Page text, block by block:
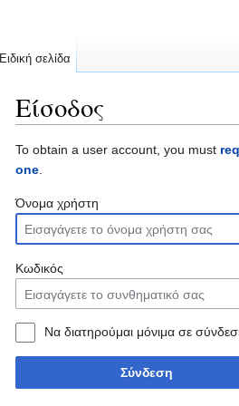
Είσοδος
To obtain a user account, you must
one.
Όνομα χρήστη
Κωδικός
Να διατηρούμαι μόνιμα σε
Σύνδεση
Ειδική σελίδα